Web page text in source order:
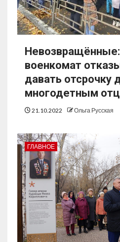
военкомат
давать отсрочку
многодетным
21.10.2022 Ольга Русская
ГЛАВНОЕ